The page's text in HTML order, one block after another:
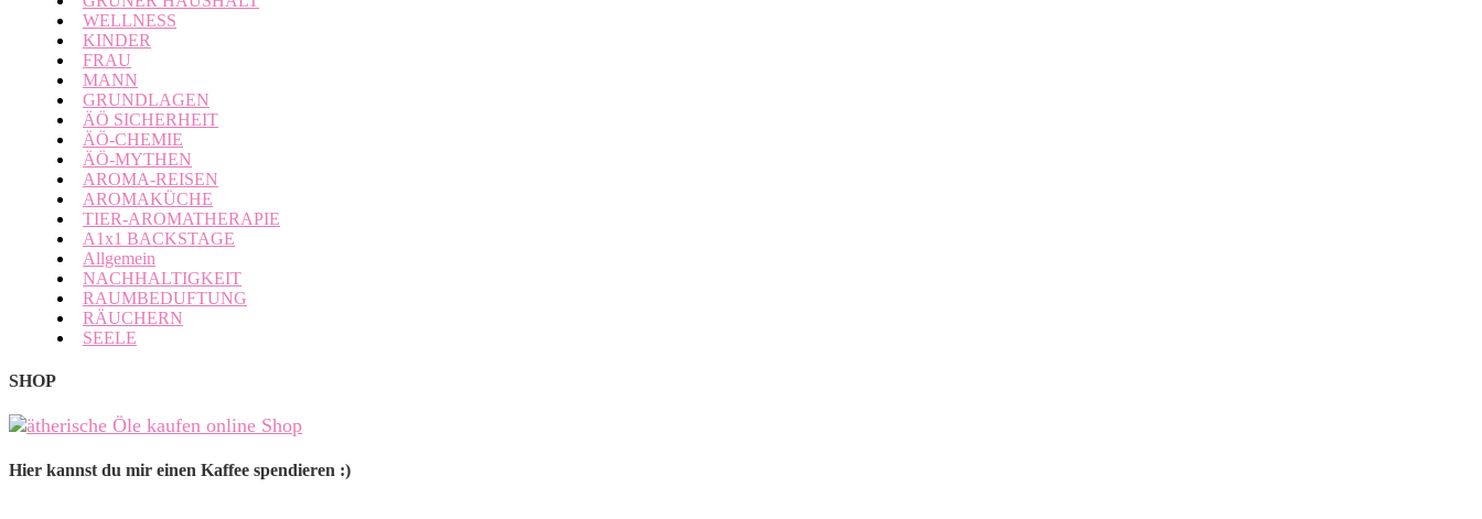
WELLNESS
KINDER
FRAU
MANN
GRUNDLAGEN
ÄÖ SICHERHEIT
ÄÖ-CHEMIE
ÄÖ-MYTHEN
AROMA-REISEN
AROMAKÜCHE
TIER-AROMATHERAPIE
A1x1 BACKSTAGE
Allgemein
NACHHALTIGKEIT
RAUMBEDUFTUNG
RÄUCHERN
SEELE
SHOP
Hier kannst du mir einen Kaffee spendieren :)